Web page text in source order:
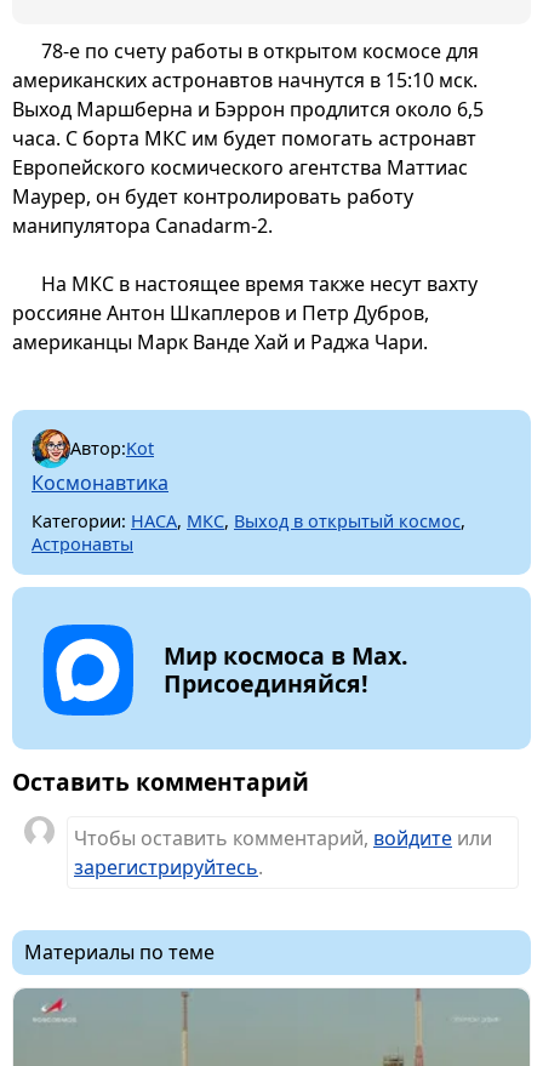
78-е по счету работы в открытом космосе для
американских астронавтов начнутся в 15:10 мск.
Выход Маршберна и Бэррон продлится около 6,5
часа. С борта МКС им будет помогать астронавт
Европейского космического агентства Маттиас
Маурер, он будет контролировать работу
манипулятора Canadarm-2.
На МКС в настоящее время также несут вахту
россияне Антон Шкаплеров и Петр Дубров,
американцы Марк Ванде Хай и Раджа Чари.
Автор:Kot
Космонавтика
Категории: НАСА, МКС, Выход в открытый космос,
Астронавты
Мир космоса в Max.
Присоединяйся!
Оставить комментарий
Чтобы оставить комментарий, войдите или
зарегистрируйтесь.
Материалы по теме